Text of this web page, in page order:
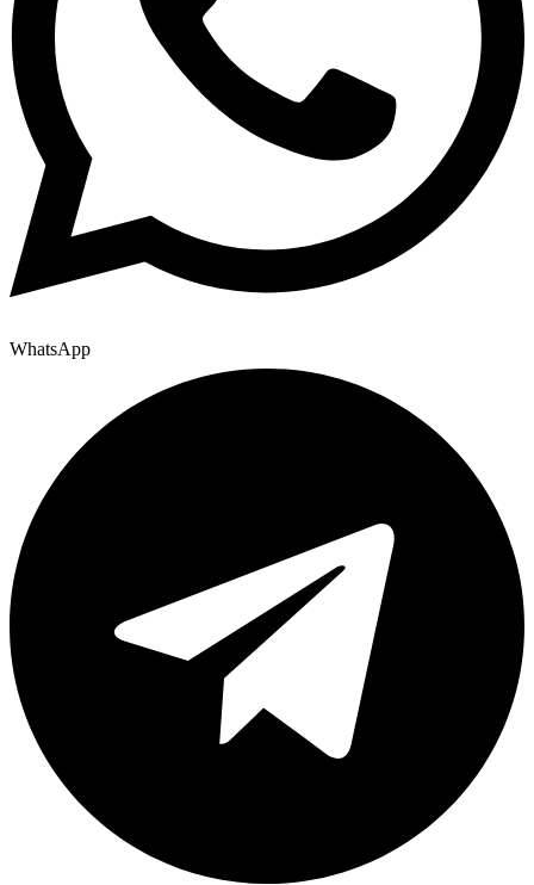
WhatsApp